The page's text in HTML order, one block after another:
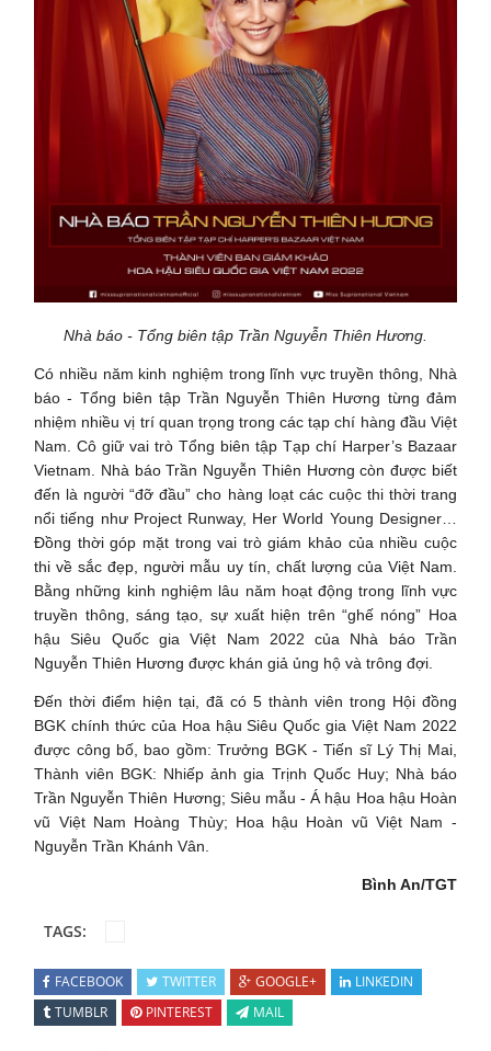
Nhà báo - Tổng biên tập Trần Nguyễn Thiên Hương.
Có nhiều năm kinh nghiệm trong lĩnh vực truyền thông, Nhà
báo - Tổng biên tập Trần Nguyễn Thiên Hương từng đảm
nhiệm nhiều vị trí quan trọng trong các tạp chí hàng đầu Việt
Nam. Cô giữ vai trò Tổng biên tập Tạp chí Harper’s Bazaar
Vietnam. Nhà báo Trần Nguyễn Thiên Hương còn được biết
đến là người “đỡ đầu” cho hàng loạt các cuộc thi thời trang
nổi tiếng như Project Runway, Her World Young Designer…
Đồng thời góp mặt trong vai trò giám khảo của nhiều cuộc
thi về sắc đẹp, người mẫu uy tín, chất lượng của Việt Nam.
Bằng những kinh nghiệm lâu năm hoạt động trong lĩnh vực
truyền thông, sáng tạo, sự xuất hiện trên “ghế nóng” Hoa
hậu Siêu Quốc gia Việt Nam 2022 của Nhà báo Trần
Nguyễn Thiên Hương được khán giả ủng hộ và trông đợi.
Đến thời điểm hiện tại, đã có 5 thành viên trong Hội đồng
BGK chính thức của Hoa hậu Siêu Quốc gia Việt Nam 2022
được công bố, bao gồm: Trưởng BGK - Tiến sĩ Lý Thị Mai,
Thành viên BGK: Nhiếp ảnh gia Trịnh Quốc Huy; Nhà báo
Trần Nguyễn Thiên Hương; Siêu mẫu - Á hậu Hoa hậu Hoàn
vũ Việt Nam Hoàng Thùy; Hoa hậu Hoàn vũ Việt Nam -
Nguyễn Trần Khánh Vân.
Bình An/TGT
TAGS:
FACEBOOK TWITTER GOOGLE+
LINKEDIN
TUMBLR
PINTEREST MAIL